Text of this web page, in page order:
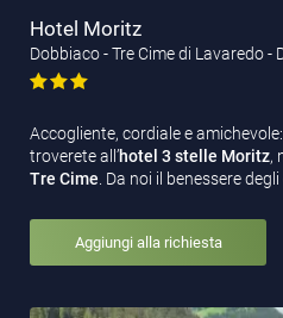
Hotel Moritz
Dobbiaco - Tre Cime di Lavaredo -
Accogliente, cordiale e
troverete all’hotel 3 stelle Moritz,
Tre Cime . Da noi il benessere
Aggiungi alla richiesta